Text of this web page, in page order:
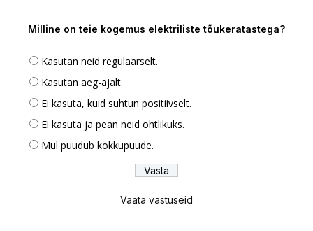
Milline on teie kogemus elektriliste tõukeratastega?
Kasutan neid regulaarselt.
Kasutan aeg-ajalt.
Ei kasuta, kuid suhtun positiivselt.
Ei kasuta ja pean neid ohtlikuks.
Mul puudub kokkupuude.
Vaata vastuseid